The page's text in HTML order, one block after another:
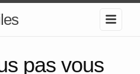
pas vous